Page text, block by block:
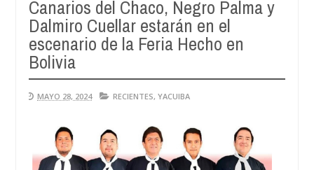
Canarios del Chaco, Negro Palma y
Dalmiro Cuellar estarán en el
escenario de la Feria Hecho en
Bolivia
MAYO 28, 2024 RECIENTES, YACUIBA